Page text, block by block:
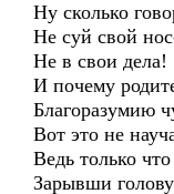
Ну сколько
Не суй свой
Не в свои дела!
И почему
Благоразумию
Вот это не
Ведь только
Зарывши